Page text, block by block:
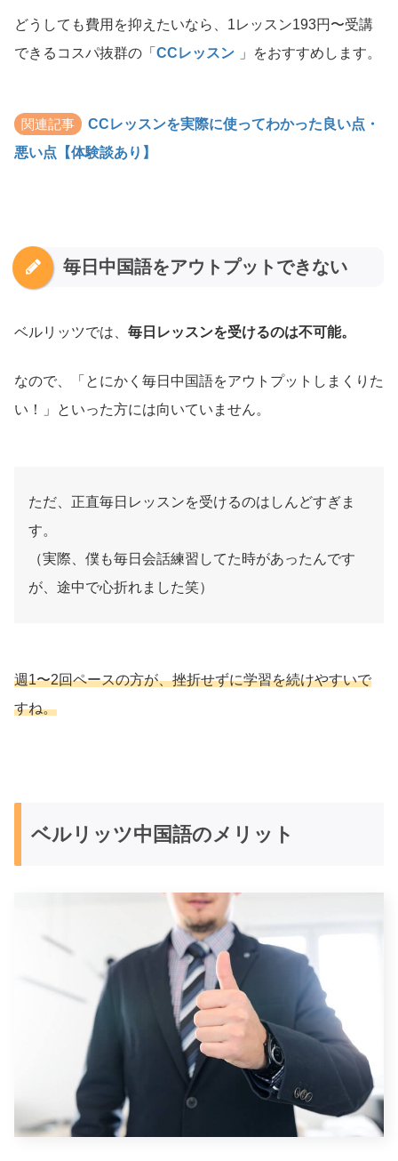
どうしても費用を抑えたいなら、1レッスン193円〜受講
できるコスパ抜群の「 CCレッスン 」をおすすめします。
関連記事
CCレッスンを実際に使ってわかった良い点・
悪い点【体験談あり】
毎日中国語をアウトプットできない
ベルリッツでは、 毎日レッスンを受けるのは不可能。
なので、「とにかく毎日中国語をアウトプットしまくりた
い！」といった方には向いていません。
ただ、正直毎日レッスンを受けるのはしんどすぎま
す。
（実際、僕も毎日会話練習してた時があったんです
が、途中で心折れました笑）
週1〜2回ペースの方が、挫折せずに学習を続けやすいで
すね。
ベルリッツ中国語のメリット